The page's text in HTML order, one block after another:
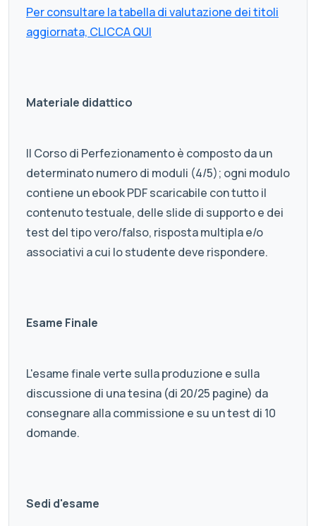
Per consultare la tabella di valutazione dei titoli
aggiornata, CLICCA QUI
Materiale didattico
Il Corso di Perfezionamento è composto da un
determinato numero di moduli (4/5); ogni modulo
contiene un ebook PDF scaricabile con tutto il
contenuto testuale, delle slide di supporto e dei
test del tipo vero/falso, risposta multipla e/o
associativi a cui lo studente deve rispondere.
Esame Finale
L'esame finale verte sulla produzione e sulla
discussione di una tesina (di 20/25 pagine) da
consegnare alla commissione e su un test di 10
domande.
Sedi d'esame